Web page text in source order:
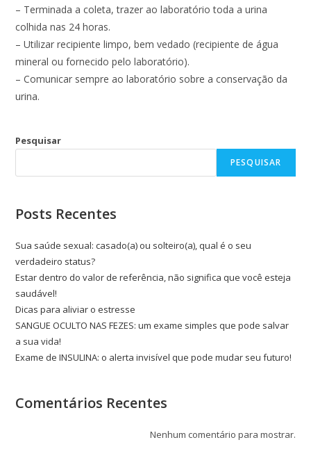
– Terminada a coleta, trazer ao laboratório toda a urina
colhida nas 24 horas.
– Utilizar recipiente limpo, bem vedado (recipiente de água
mineral ou fornecido pelo laboratório).
– Comunicar sempre ao laboratório sobre a conservação da
urina.
Pesquisar
PESQUISAR
Posts Recentes
Sua saúde sexual: casado(a) ou solteiro(a), qual é o seu
verdadeiro status?
Estar dentro do valor de referência, não significa que você esteja
saudável!
Dicas para aliviar o estresse
SANGUE OCULTO NAS FEZES: um exame simples que pode salvar
a sua vida!
Exame de INSULINA: o alerta invisível que pode mudar seu futuro!
Comentários Recentes
Nenhum comentário para mostrar.